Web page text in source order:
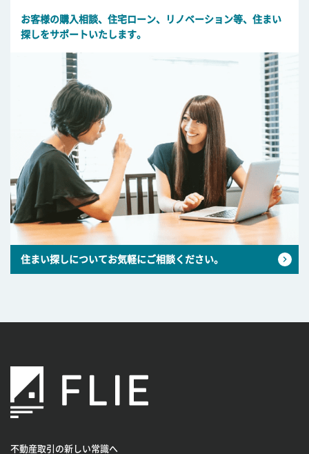
お客様の購入相談、住宅ローン、リノベーション等、住まい
探しをサポートいたします。
住まい探しについてお気軽にご相談ください。
不動産取引の新しい常識へ